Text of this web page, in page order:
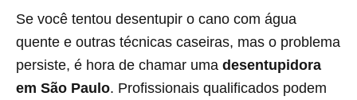
Se você tentou desentupir o cano com água
quente e outras técnicas caseiras, mas o problema
persiste, é hora de chamar uma desentupidora
em São Paulo. Profissionais qualificados podem